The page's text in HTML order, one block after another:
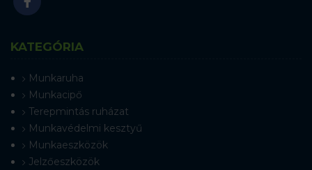
KATEGÓRIA
Munkaruha
Munkacipő
Terepmintás ruházat
Munkavédelmi kesztyű
Munkaeszközök
Jelzőeszközök